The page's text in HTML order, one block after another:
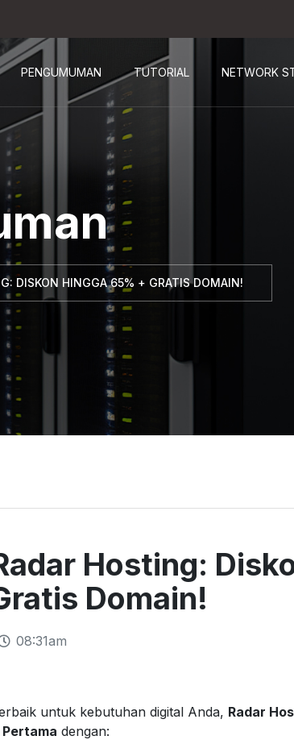
PENGUMUMAN TUTORIAL NETWORK
DISKON HINGGA 65% + GRATIS DOMAIN!
Hosting:
Domain!
08:31am
untuk kebutuhan digital Anda, Radar
dengan: